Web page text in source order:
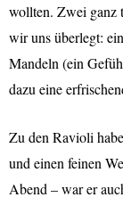
wollten. Zwei ganz
wir uns überlegt:
Mandeln (ein
dazu eine
Zu den Ravioli
und einen feinen
Abend – war er